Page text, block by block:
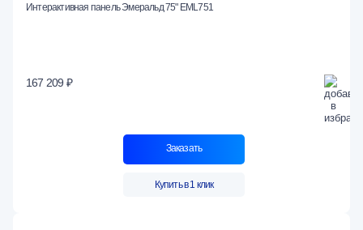
Интерактивная панель Эмеральд 75" EML751
167 209 ₽
Заказать
Купить в 1 клик